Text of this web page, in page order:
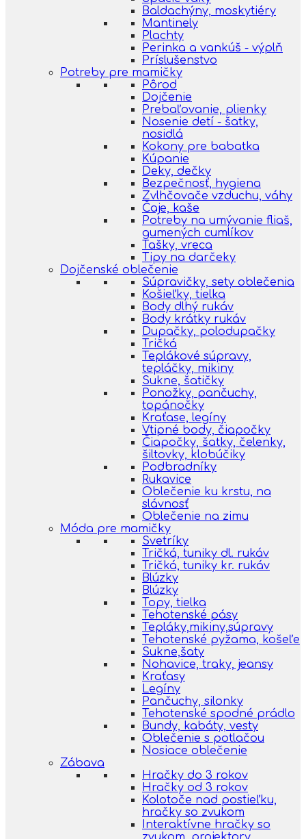
Baldachýny, moskytiéry
Mantinely
Plachty
Perinka a vankúš - výplň
Príslušenstvo
Potreby pre mamičky
Pôrod
Dojčenie
Prebaľovanie, plienky
Nosenie detí - šatky,
nosidlá
Kokony pre babatka
Kúpanie
Deky, dečky
Bezpečnosť, hygiena
Zvlhčovače vzduchu, váhy
Čaje, kaše
Potreby na umývanie fliaš,
gumených cumlíkov
Tašky, vreca
Tipy na darčeky
Dojčenské oblečenie
Súpravičky, sety oblečenia
Košieľky, tielka
Body dlhý rukáv
Body krátky rukáv
Dupačky, polodupačky
Tričká
Teplákové súpravy,
tepláčky, mikiny
Sukne, šatičky
Ponožky, pančuchy,
topánočky
Kraťase, legíny
Vtipné body, čiapočky
Čiapočky, šatky, čelenky,
šiltovky, klobúčiky
Podbradníky
Rukavice
Oblečenie ku krstu, na
slávnosť
Oblečenie na zimu
Móda pre mamičky
Svetríky
Tričká, tuniky dl. rukáv
Tričká, tuniky kr. rukáv
Blúzky
Blúzky
Topy, tielka
Tehotenské pásy
Tepláky,mikiny,súpravy
Tehotenské pyžama, košeľe
Sukne,šaty
Nohavice, traky, jeansy
Kraťasy
Legíny
Pančuchy, silonky
Tehotenské spodné prádlo
Bundy, kabáty, vesty
Oblečenie s potlačou
Nosiace oblečenie
Zábava
Hračky do 3 rokov
Hračky od 3 rokov
Kolotoče nad postieľku,
hračky so zvukom
Interaktívne hračky so